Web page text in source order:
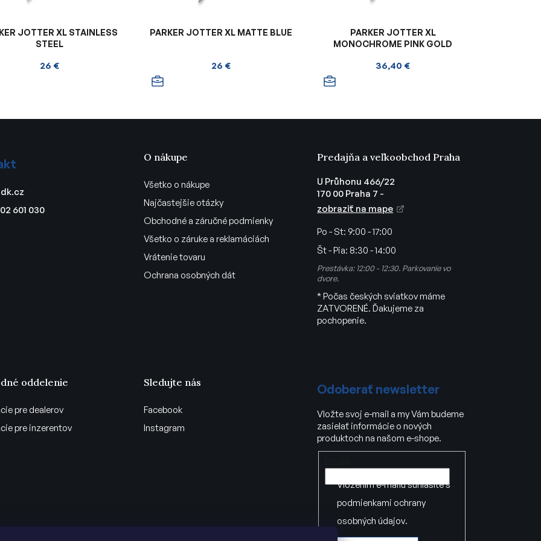
JOTTER XL STAINLESS
STEEL
26 €
PARKER JOTTER XL MATTE BLUE
26 €
PARKER JOTTER XL
MONOCHROME PINK GOLD
36,40 €
601 030
O nákupe
Všetko o nákupe
Najčastejšie otázky
Obchodné a záručné podmienky
Všetko o záruke a reklamáciách
Vrátenie tovaru
Ochrana osobných dát
Predajňa a veľkoobchod Praha
U Průhonu 466/22
170 00 Praha 7 -
zobraziť na mape
Po - St: 9:00 - 17:00
Št - Pia: 8:30 - 14:00
Prestávka: 12:00 - 12:30. Parkovanie vo
dvore.
* Počas českých sviatkov máme
ZATVORENÉ. Ďakujeme za
pochopenie.
oddelenie
pre dealerov
pre inzerentov
Sledujte nás
Facebook
Instagram
Odoberať newsletter
Vložte svoj e-mail a my Vám budeme
zasielať informácie o nových
produktoch na našom e-shope.
Vložením e-mailu súhlasíte s
podmienkami ochrany
osobných údajov.